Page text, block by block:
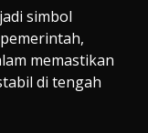
simbol
memastikan
di tengah